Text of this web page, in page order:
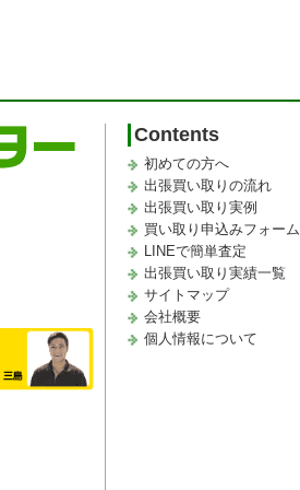
Contents
初めての方へ
出張買い取りの流れ
出張買い取り実例
買い取り申込みフォーム
LINEで簡単査定
出張買い取り実績一覧
サイトマップ
会社概要
個人情報について